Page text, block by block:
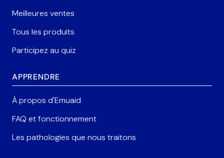
Meilleures ventes
Tous les produits
Participez au quiz
APPRENDRE
À propos d'Emuaid
FAQ et fonctionnement
Les pathologies que nous traitons